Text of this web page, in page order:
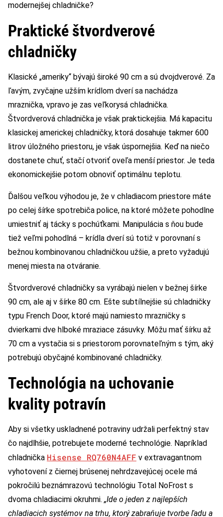
modernejšej chladničke?
Praktické štvordverové
chladničky
Klasické „ameriky“ bývajú široké 90 cm a sú dvojdverové. Za
ľavým, zvyčajne užším krídlom dverí sa nachádza
mraznička, vpravo je zas veľkorysá chladnička.
Štvordverová chladnička je však praktickejšia. Má kapacitu
klasickej americkej chladničky, ktorá dosahuje takmer 600
litrov úložného priestoru, je však úspornejšia. Keď na niečo
dostanete chuť, stačí otvoriť oveľa menší priestor. Je teda
ekonomickejšie potom obnoviť optimálnu teplotu.
Ďalšou veľkou výhodou je, že v chladiacom priestore máte
po celej šírke spotrebiča police, na ktoré môžete pohodlne
umiestniť aj tácky s pochúťkami. Manipulácia s ňou bude
tiež veľmi pohodlná – krídla dverí sú totiž v porovnaní s
bežnou kombinovanou chladničkou užšie, a preto vyžadujú
menej miesta na otváranie.
Štvordverové chladničky sa vyrábajú nielen v bežnej šírke
90 cm, ale aj v šírke 80 cm. Ešte subtílnejšie sú chladničky
typu French Door, ktoré majú namiesto mrazničky s
dvierkami dve hlboké mraziace zásuvky. Môžu mať šírku až
70 cm a vystačia si s priestorom porovnateľným s tým, aký
potrebujú obyčajné kombinované chladničky.
Technológia na uchovanie
kvality potravín
Aby si všetky uskladnené potraviny udržali perfektný stav
čo najdlhšie, potrebujete moderné technológie. Napríklad
chladnička Hisense RQ760N4AFF v extravagantnom
vyhotovení z čiernej brúsenej nehrdzavejúcej ocele má
pokročilú beznámrazovú technológiu Total NoFrost s
dvoma chladiacimi okruhmi. „Ide o jeden z najlepších
chladiacich systémov na trhu, ktorý zabraňuje tvorbe ľadu a